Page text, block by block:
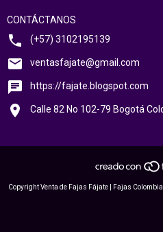
CONTÁCTANOS
(+57) 3102195139
ventasfajate@gmail.com
https://fajate.blogspot.com
Calle 82 No 102-79 Bogotá
Copyright Venta de Fajas Fájate | Fajas